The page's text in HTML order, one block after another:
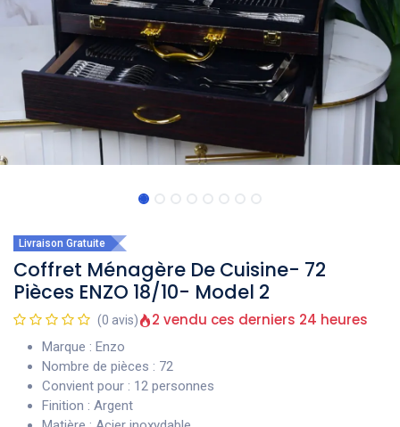
Livraison Gratuite
Coffret Ménagère De Cuisine- 72
Pièces ENZO 18/10- Model 2
(0 avis) 2 vendu ces derniers 24 heures
Marque : Enzo
Nombre de pièces : 72
Convient pour : 12 personnes
Finition : Argent